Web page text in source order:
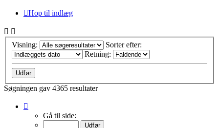
Hop til indlæg
Visning:
Sorter efter:
Retning:
Søgningen gav 4365 resultater
Gå til side: